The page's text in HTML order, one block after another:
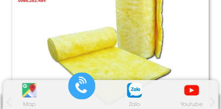
Map Zalo Youtube